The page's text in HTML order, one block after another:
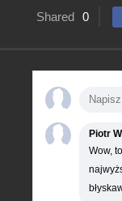
Shared 0
Piotr
Wow,